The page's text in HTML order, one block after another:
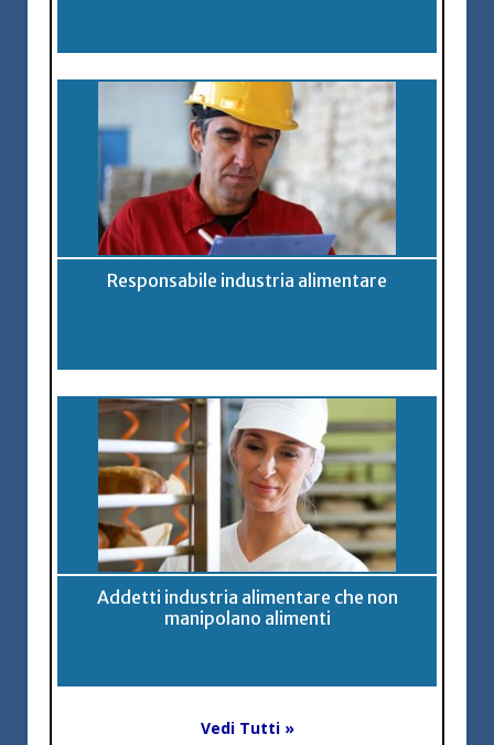
Responsabile industria alimentare
Addetti industria alimentare che non
manipolano alimenti
Vedi Tutti »